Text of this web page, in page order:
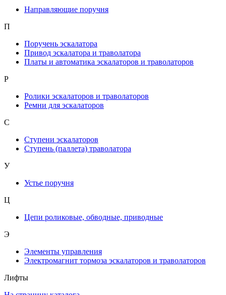
Направляющие поручня
П
Поручень эскалатора
Привод эскалатора и траволатора
Платы и автоматика эскалаторов и траволаторов
Р
Ролики эскалаторов и траволаторов
Ремни для эскалаторов
С
Ступени эскалаторов
Ступень (паллета) траволатора
У
Устье поручня
Ц
Цепи роликовые, обводные, приводные
Э
Элементы управления
Электромагнит тормоза эскалаторов и траволаторов
Лифты